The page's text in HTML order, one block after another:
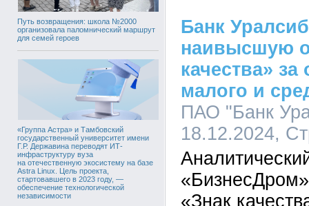
Путь возвращения: школа №2000
организовала паломнический маршрут
для семей героев
«Группа Астра» и Тамбовский
государственный университет имени
Г.Р. Державина переводят ИТ-
инфраструктуру вуза
на отечественную экосистему на базе
Astra Linux. Цель проекта,
стартовавшего в 2023 году, —
обеспечение технологической
независимости
Банк
наивысшую
качества»
малого и
ПАО "Банк
18.12.2024,
«Знак